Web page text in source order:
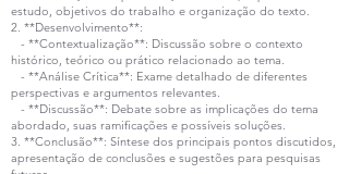
estudo, objetivos do trabalho e organização do texto.
2. **Desenvolvimento**:
- **Contextualização**: Discussão sobre o contexto
histórico, teórico ou prático relacionado ao tema.
- **Análise Crítica**: Exame detalhado de diferentes
perspectivas e argumentos relevantes.
- **Discussão**: Debate sobre as implicações do tema
abordado, suas ramificações e possíveis soluções.
3. **Conclusão**: Síntese dos principais pontos discutidos,
apresentação de conclusões e sugestões para pesquisas